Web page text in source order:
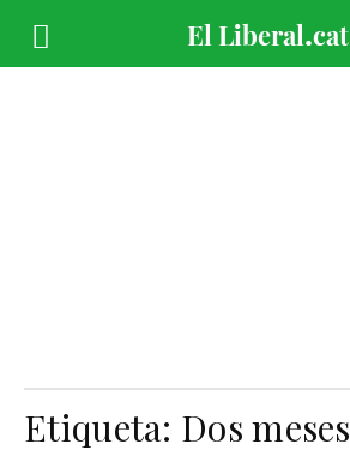
Etiqueta: Dos meses